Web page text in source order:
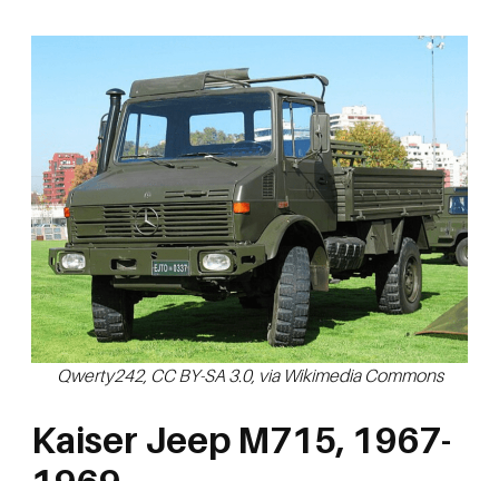
Qwerty242, CC BY-SA 3.0, via Wikimedia Commons
Kaiser Jeep M715, 1967-